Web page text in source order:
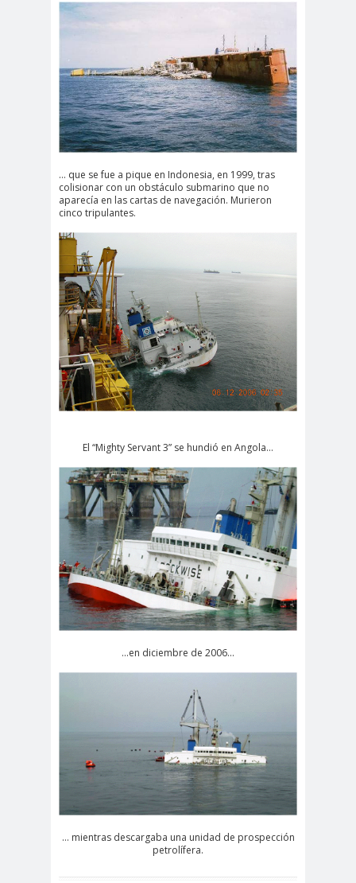
… que se fue a pique en Indonesia, en 1999, tras
colisionar con un obstáculo submarino que no
aparecía en las cartas de navegación. Murieron
cinco tripulantes.
El “Mighty Servant 3” se hundió en Angola…
...en diciembre de 2006...
… mientras descargaba una unidad de prospección
petrolífera.